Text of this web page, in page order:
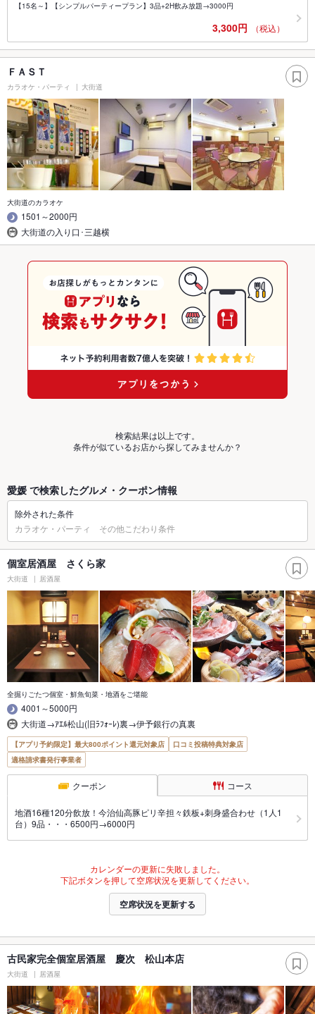
【15名～】【シンプルパーティープラン】3品+2H飲み放題→3000円
3,300円 （税込）
ＦＡＳＴ
カラオケ・パーティ 大街道
大街道のカラオケ
1501～2000円
大街道の入り口･三越横
検索結果は以上です。
条件が似ているお店から探してみませんか？
愛媛 で検索したグルメ・クーポン情報
除外された条件
カラオケ・パーティ その他こだわり条件
個室居酒屋 さくら家
大街道 居酒屋
全掘りごたつ個室・鮮魚旬菜・地酒をご堪能
4001～5000円
大街道→ｱｴﾙ松山(旧ﾗﾌｫｰﾚ)裏→伊予銀行の真裏
【アプリ予約限定】最大800ポイント還元対象店
口コミ投稿特典対象店
適格請求書発行事業者
クーポン コース
地酒16種120分飲放！今治仙高豚ピリ辛担々鉄板+刺身盛合わせ（1人1
台）9品・・・6500円→6000円
カレンダーの更新に失敗しました。
下記ボタンを押して空席状況を更新してください。
空席状況を更新する
古民家完全個室居酒屋 慶次 松山本店
大街道 居酒屋